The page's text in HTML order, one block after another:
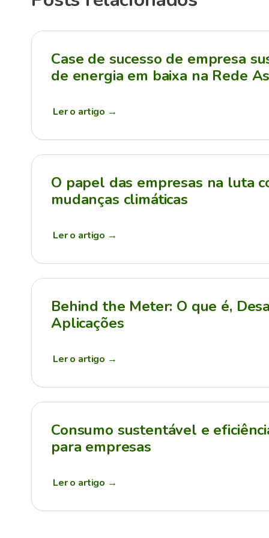
Case de sucesso de empresa
de energia em baixa na Rede
Ler o artigo →
O papel das empresas na luta
mudanças climáticas
Ler o artigo →
Behind the Meter: O que é,
Aplicações
Ler o artigo →
Consumo sustentável e
para empresas
Ler o artigo →